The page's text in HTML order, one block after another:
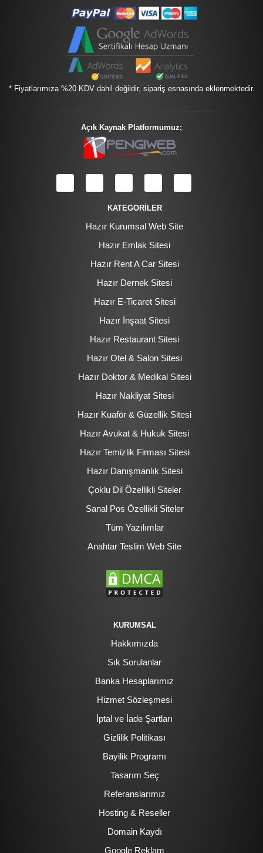
* Fiyatlarımıza %20 KDV dahil değildir, sipariş esnasında eklenmektedir.
Açık Kaynak Platformumuz;
KATEGORİLER
Hazır Kurumsal Web Site
Hazır Emlak Sitesi
Hazır Rent A Car Sitesi
Hazır Dernek Sitesi
Hazır E-Ticaret Sitesi
Hazır İnşaat Sitesi
Hazır Restaurant Sitesi
Hazır Otel & Salon Sitesi
Hazır Doktor & Medikal Sitesi
Hazır Nakliyat Sitesi
Hazır Kuaför & Güzellik Sitesi
Hazır Avukat & Hukuk Sitesi
Hazır Temizlik Firması Sitesi
Hazır Danışmanlık Sitesi
Çoklu Dil Özellikli Siteler
Sanal Pos Özellikli Siteler
Tüm Yazılımlar
Anahtar Teslim Web Site
KURUMSAL
Hakkımızda
Sık Sorulanlar
Banka Hesaplarımız
Hizmet Sözleşmesi
İptal ve İade Şartları
Gizlilik Politikası
Bayilik Programı
Tasarım Seç
Referanslarımız
Hosting & Reseller
Domain Kaydı
Google Reklam